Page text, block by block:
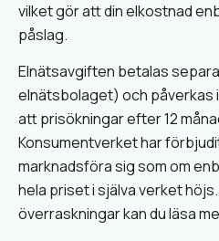
vilket gör att din elkostnad
påslag.
Elnätsavgiften betalas
elnätsbolaget) och påverkas
att prisökningar efter 12
Konsumentverket har
marknadsföra sig som om
hela priset i själva verket
överraskningar kan du läsa